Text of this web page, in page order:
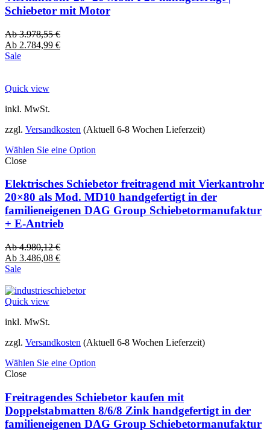
Schiebetor mit Motor
Ab3.978,55€
Ab 2.784,99 €
Sale
Quick view
inkl. MwSt.
zzgl. Versandkosten (Aktuell 6-8 Wochen Lieferzeit)
Wählen Sie eine Option
Close
Elektrisches Schiebetor freitragend mit Vierkantrohr
20×80 als Mod. MD10 handgefertigt in der
familieneigenen DAG Group Schiebetormanufaktur
+ E-Antrieb
Ab4.980,12€
Ab 3.486,08 €
Sale
Quick view
inkl. MwSt.
zzgl. Versandkosten (Aktuell 6-8 Wochen Lieferzeit)
Wählen Sie eine Option
Close
Freitragendes Schiebetor kaufen mit
Doppelstabmatten 8/6/8 Zink handgefertigt in der
familieneigenen DAG Group Schiebetormanufaktur